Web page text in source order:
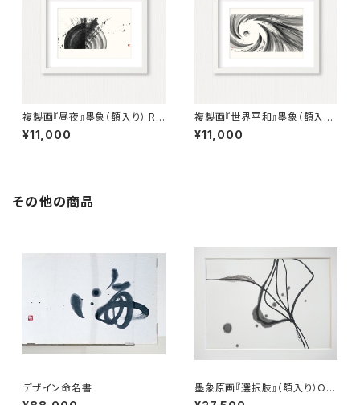
複製画『昼夜』墨象（額入り） Re
production painting「Dau &
Night」（Framed）
¥11,000
複製画『世界平和』墨象（額入
り） Reproduction painting
「World Peace」（Framed）
¥11,000
その他の商品
デザイン命名書
墨象原画『選択肢』（額入り）Ori
ginal Painting「Choices」（Fr